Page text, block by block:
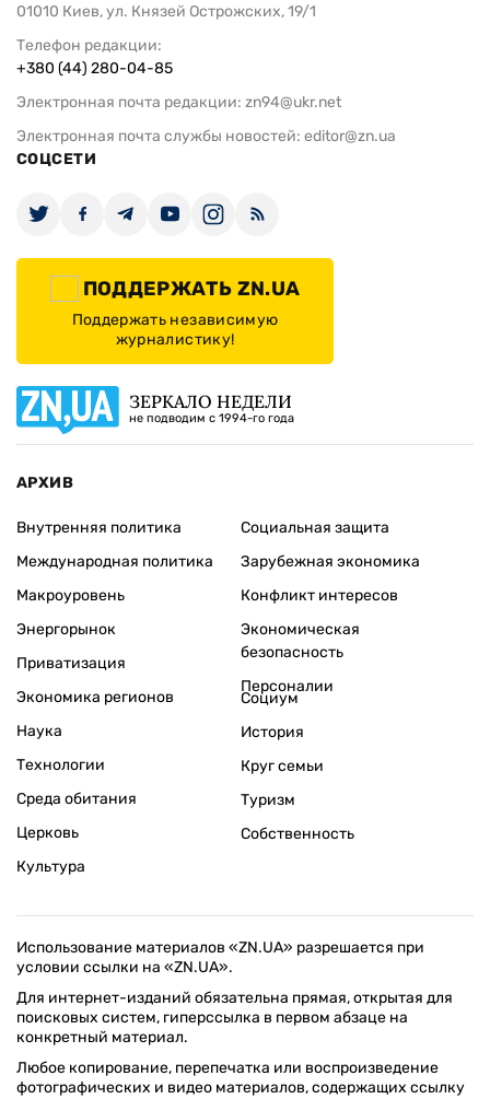
01010 Киев, ул. Князей Острожских, 19/1
Телефон редакции:
+380 (44) 280-04-85
Электронная почта редакции: zn94@ukr.net
Электронная почта службы новостей: editor@zn.ua
СОЦСЕТИ
ПОДДЕРЖАТЬ ZN.UA
Поддержать независимую
журналистику!
ЗЕРКАЛО НЕДЕЛИ
не подводим с 1994-го года
АРХИВ
Внутренняя политика
Международная политика
Макроуровень
Энергорынок
Приватизация
Экономика регионов
Социальная защита
Зарубежная экономика
Конфликт интересов
Экономическая
безопасность
Персоналии
Наука
Технологии
Среда обитания
Церковь
Культура
Социум
История
Круг семьи
Туризм
Собственность
Использование материалов «ZN.UA» разрешается при
условии ссылки на «ZN.UA».
Для интернет-изданий обязательна прямая, открытая для
поисковых систем, гиперссылка в первом абзаце на
конкретный материал.
Любое копирование, перепечатка или воспроизведение
фотографических и видео материалов, содержащих ссылку